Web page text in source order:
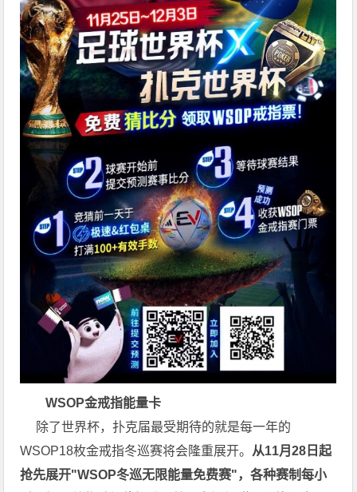
WSOP金戒指能量卡
除了世界杯，扑克届最受期待的就是每一年的
WSOP18枚金戒指冬巡赛将会隆重展开。 从11月28日起
抢先展开"WSOP冬巡无限能量免费赛"，各种赛制每小